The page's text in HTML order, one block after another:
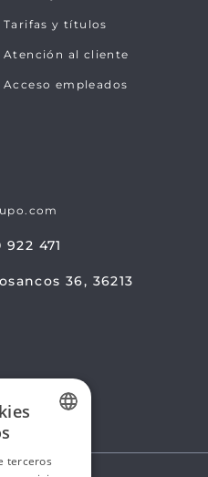
Tarifas y títulos
Atención al cliente
Acceso empleados
471
36, 36213
terceros